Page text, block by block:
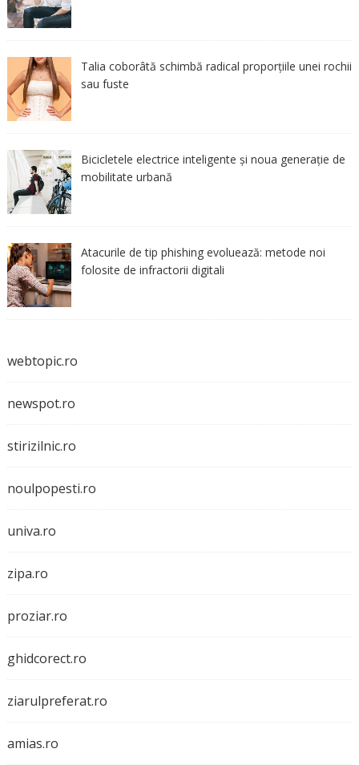
Talia coborâtă schimbă radical proporțiile unei rochii
sau fuste
Bicicletele electrice inteligente și noua generație de
mobilitate urbană
Atacurile de tip phishing evoluează: metode noi
folosite de infractorii digitali
webtopic.ro
newspot.ro
stirizilnic.ro
noulpopesti.ro
univa.ro
zipa.ro
proziar.ro
ghidcorect.ro
ziarulpreferat.ro
amias.ro